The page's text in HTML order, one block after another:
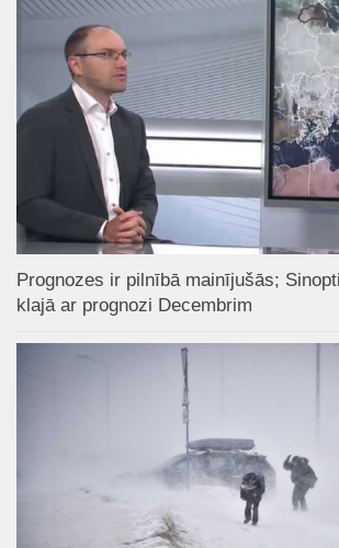
Prognozes ir pilnībā mainījušās;
klajā ar prognozi Decembrim